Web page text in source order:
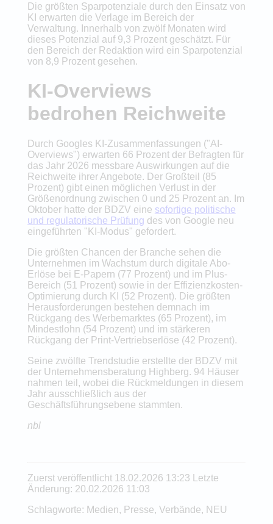
Die größten Sparpotenziale durch den Einsatz von
KI erwarten die Verlage im Bereich der
Verwaltung. Innerhalb von zwölf Monaten wird
dieses Potenzial auf 9,3 Prozent geschätzt. Für
den Bereich der Redaktion wird ein Sparpotenzial
von 8,9 Prozent gesehen.
KI-Overviews
bedrohen Reichweite
Durch Googles KI-Zusammenfassungen ("AI-
Overviews") erwarten 66 Prozent der Befragten für
das Jahr 2026 messbare Auswirkungen auf die
Reichweite ihrer Angebote. Der Großteil (85
Prozent) gibt einen möglichen Verlust in der
Größenordnung zwischen 0 und 25 Prozent an. Im
Oktober hatte der BDZV eine sofortige politische
und regulatorische Prüfung des von Google neu
eingeführten "KI-Modus" gefordert.
Die größten Chancen der Branche sehen die
Unternehmen im Wachstum durch digitale Abo-
Erlöse bei E-Papern (77 Prozent) und im Plus-
Bereich (51 Prozent) sowie in der Effizienzkosten-
Optimierung durch KI (52 Prozent). Die größten
Herausforderungen bestehen demnach im
Rückgang des Werbemarktes (65 Prozent), im
Mindestlohn (54 Prozent) und im stärkeren
Rückgang der Print-Vertriebserlöse (42 Prozent).
Seine zwölfte Trendstudie erstellte der BDZV mit
der Unternehmensberatung Highberg. 94 Häuser
nahmen teil, wobei die Rückmeldungen in diesem
Jahr ausschließlich aus der
Geschäftsführungsebene stammten.
nbl
Zuerst veröffentlicht 18.02.2026 13:23 Letzte
Änderung: 20.02.2026 11:03
Schlagworte: Medien, Presse, Verbände, NEU